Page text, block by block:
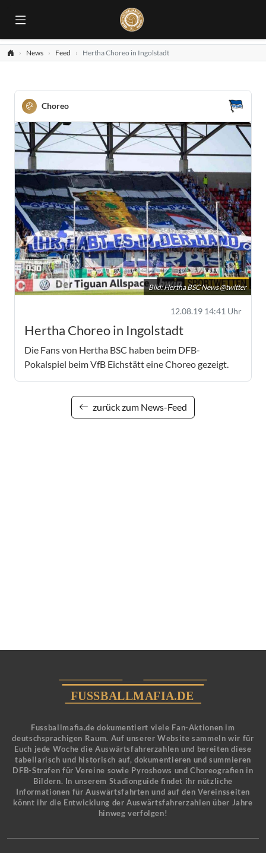
News Feed Hertha Choreo in Ingolstadt
Choreo
Bild: Hertha BSC News @twitter
12.08.19 14:41 Uhr
Hertha Choreo in Ingolstadt
Die Fans von Hertha BSC haben beim DFB-
Pokalspiel beim VfB Eichstätt eine Choreo gezeigt.
zurück zum News-Feed
Fussballmafia.de dokumentiert viele Fan-Aktionen im
deutschsprachigen Raum. Auf unserer Website sammeln wir für
Euch jede Woche die Auswärtsfahrerzahlen und bereiten diese
tabellarisch und historisch auf, dokumentieren und summieren
DFB-Strafen für Vereine sowie Pyroshows und Choreografien in
Bildern. In unserem Stadionguide findet ihr nützliche
Informationen für Auswärtsfahrten und auf den Vereinsseiten
könnt ihr die Entwicklung der Auswärtsfahrerzahlen über Jahre
hinweg verfolgen!